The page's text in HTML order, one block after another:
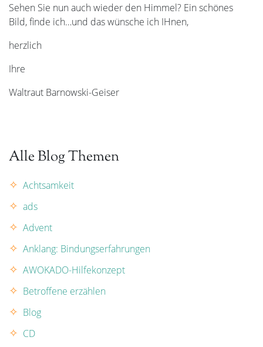
Sehen Sie nun auch wieder den Himmel? Ein schönes
Bild, finde ich…und das wünsche ich IHnen,
herzlich
Ihre
Waltraut Barnowski-Geiser
Alle Blog Themen
Achtsamkeit
ads
Advent
Anklang: Bindungserfahrungen
AWOKADO-Hilfekonzept
Betroffene erzählen
Blog
CD